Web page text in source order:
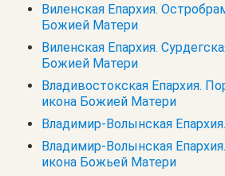
Виленская Епархия.
Божией Матери
Виленская Епархия.
Божией Матери
Владивостокская Епархия.
икона Божией Матери
Владимир-Волынская
Владимир-Волынская
икона Божьей Матери